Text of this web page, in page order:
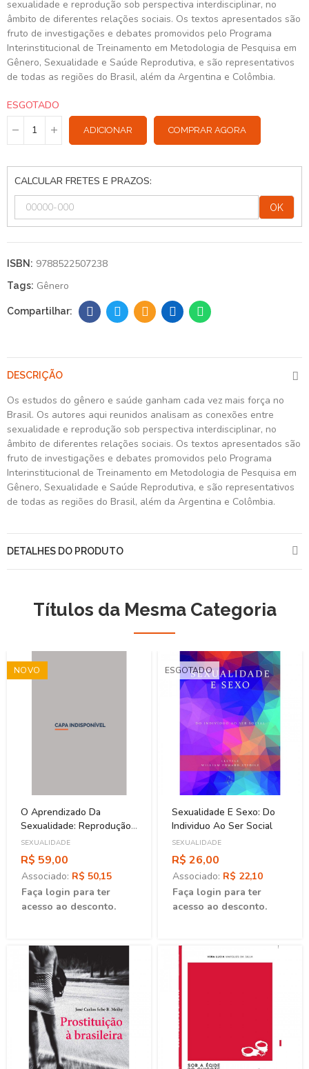
sexualidade e reprodução sob perspectiva interdisciplinar, no
âmbito de diferentes relações sociais. Os textos apresentados são
fruto de investigações e debates promovidos pelo Programa
Interinstitucional de Treinamento em Metodologia de Pesquisa em
Gênero, Sexualidade e Saúde Reprodutiva, e são representativos
de todas as regiões do Brasil, além da Argentina e Colômbia.
ESGOTADO
ADICIONAR COMPRAR AGORA
CALCULAR FRETES E PRAZOS:
OK
ISBN: 9788522507238
Tags: Gênero
DESCRIÇÃO
Os estudos do gênero e saúde ganham cada vez mais força no
Brasil. Os autores aqui reunidos analisam as conexões entre
sexualidade e reprodução sob perspectiva interdisciplinar, no
âmbito de diferentes relações sociais. Os textos apresentados são
fruto de investigações e debates promovidos pelo Programa
Interinstitucional de Treinamento em Metodologia de Pesquisa em
Gênero, Sexualidade e Saúde Reprodutiva, e são representativos
de todas as regiões do Brasil, além da Argentina e Colômbia.
DETALHES DO PRODUTO
Títulos da Mesma Categoria
NOVO
O Aprendizado Da
Sexualidade: Reprodução
E Trajetórias Sociais De
Jovens Brasileiros
SEXUALIDADE
R$ 59,00
Associado: R$ 50,15
Faça login para ter
acesso ao desconto.
ESGOTADO
Sexualidade E Sexo: Do
Individuo Ao Ser Social
SEXUALIDADE
R$ 26,00
Associado: R$ 22,10
Faça login para ter
acesso ao desconto.